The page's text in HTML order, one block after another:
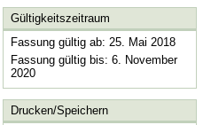
Gültigkeitszeitraum
Fassung gültig ab: 25. Mai 2018
Fassung gültig bis: 6. November
2020
Drucken/Speichern